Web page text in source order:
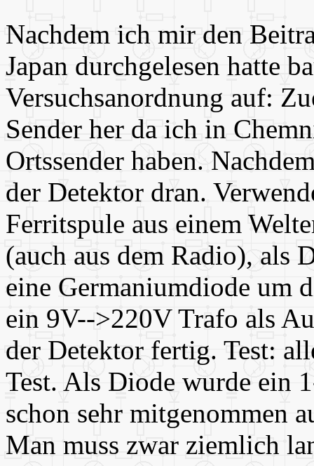
Nachdem ich mir den
Japan durchgelesen hatte
Versuchsanordnung auf:
Sender her da ich in
Ortssender haben.
der Detektor dran.
Ferritspule aus einem
(auch aus dem Radio), als
eine Germaniumdiode um
ein 9V-->220V Trafo als
der Detektor fertig. Test:
Test. Als Diode wurde ein
schon sehr mitgenommen
Man muss zwar ziemlich